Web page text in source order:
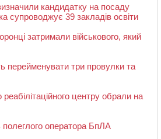
кандидатку на посаду
супроводжує 39 закладів освіти
затримали військового, який
перейменувати три провулки та
центру обрали на
оператора БпЛА